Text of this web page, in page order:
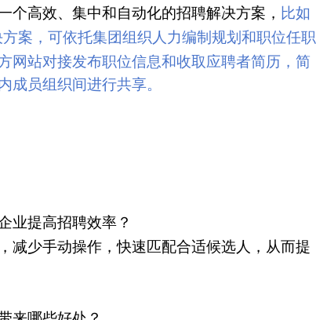
个高效、集中和自动化的招聘解决方案 ， 比如
案，可依托集团组织人力编制规划和职位任职
网站对接发布职位信息和收取应聘者简历，简
成员组织间进行共享。
业提高招聘效率？
减少手动操作，快速匹配合适候选人，从而提